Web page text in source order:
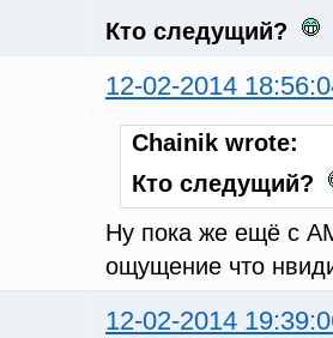
Кто следущий?
12-02-2014
Chainik wrote:
Кто следущий?
Ну пока же ещё с
ощущение что
12-02-2014